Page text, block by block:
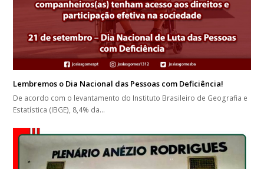
Lembremos o Dia Nacional das Pessoas com Deficiência!
De acordo com o levantamento do Instituto Brasileiro de Geografia e
Estatística (IBGE), 8,4% da…